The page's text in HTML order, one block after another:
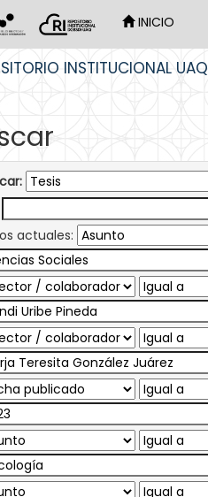
INICIO
INSTITUCIONAL UAQ
actuales: